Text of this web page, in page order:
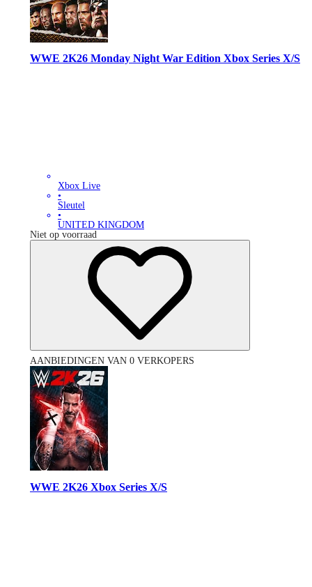
WWE 2K26 Monday Night War Edition Xbox Series X/S
Xbox Live
•
Sleutel
•
UNITED KINGDOM
Niet op voorraad
AANBIEDINGEN VAN 0 VERKOPERS
WWE 2K26 Xbox Series X/S